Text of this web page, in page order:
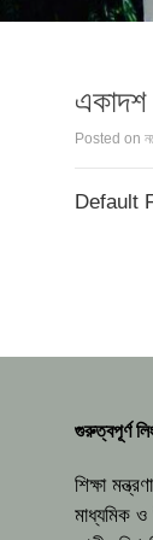
একাদশ
Posted on
Default
গুরুত্বপূর্ণ
শিক্ষা
মাধ্যমিক ও